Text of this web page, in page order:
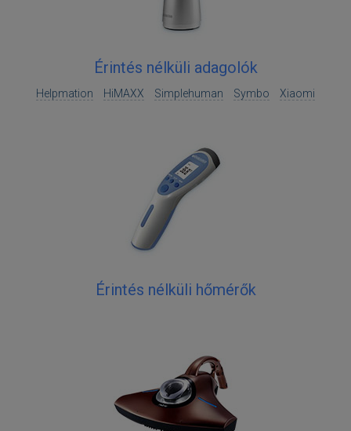
Érintés nélküli adagolók
Helpmation HiMAXX Simplehuman Symbo Xiaomi
Érintés nélküli hőmérők